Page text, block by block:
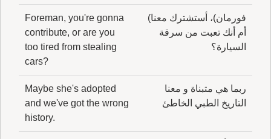
فورمان)، أستشترك معنا)
أم أنك تعبت من سرقة
السيارة؟
Foreman, you're gonna
contribute, or are you
too tired from stealing
cars?
ربما هي متبناة و معنا
التاريخ الطبي الخاطئ
Maybe she's adopted
and we've got the wrong
history.